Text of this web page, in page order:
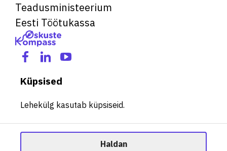
Teadusministeerium
Eesti Töötukassa
Küpsised
Lehekülg kasutab küpsiseid.
Haldan